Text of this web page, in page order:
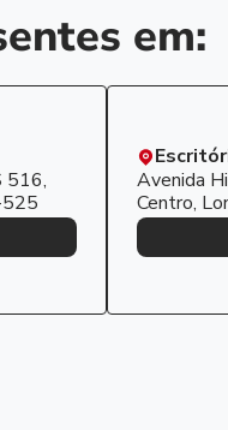
em:
516,
Avenida
Centro,